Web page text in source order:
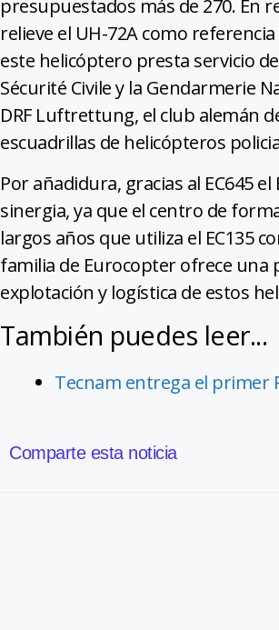
presupuestados más de 270. En
relieve el UH-72A como
este helicóptero presta servicio
Sécurité Civile y la Gendarmerie
DRF Luftrettung, el club alemán
escuadrillas de helicópteros
Por añadidura, gracias al EC645
sinergia, ya que el centro de
largos años que utiliza el EC135
familia de Eurocopter ofrece una
explotación y logística de estos
También puedes leer...
Tecnam entrega el primer
Comparte esta noticia